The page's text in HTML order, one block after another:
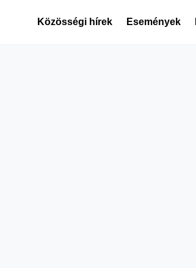
Közösségi hírek Események